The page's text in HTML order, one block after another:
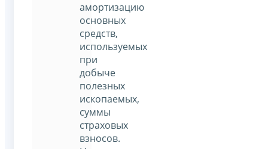
амортизацию
основных
средств,
используемых
при
добыче
полезных
ископаемых,
суммы
страховых
взносов.